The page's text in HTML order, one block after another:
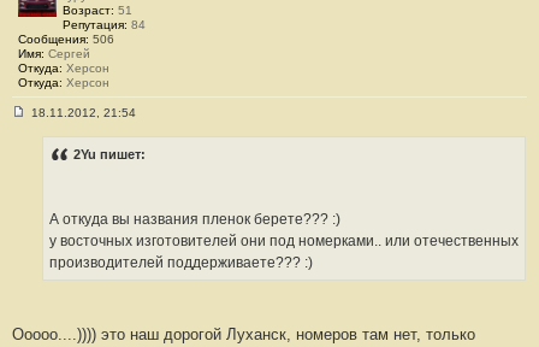
Возраст: 51
Репутация: 84
Сообщения: 506
Имя: Сергей
Откуда: Херсон
Откуда: Херсон
18.11.2012, 21:54
2Yu пишет:
А откуда вы названия пленок берете??? :)
у восточных изготовителей они под номерками.. или отечественных
производителей поддерживаете??? :)
Ооооо....)))) это наш дорогой Луханск, номеров там нет, только